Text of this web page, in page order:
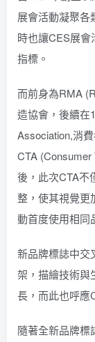
展會活動凝聚各
時也讓CES展
指標。
而前身為RMA
造協會，後續在
Association,消
CTA
後，此次CTA不
整，使其視覺更
動首度使用相同
新品牌標誌中交
架，描繪技術與
長，而此也呼應
隨著全新品牌標